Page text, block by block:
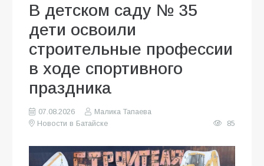
В детском саду № 35
дети освоили
строительные профессии
в ходе спортивного
праздника
07.08.2026
Малика Тапаева
Новости в Батайске
85